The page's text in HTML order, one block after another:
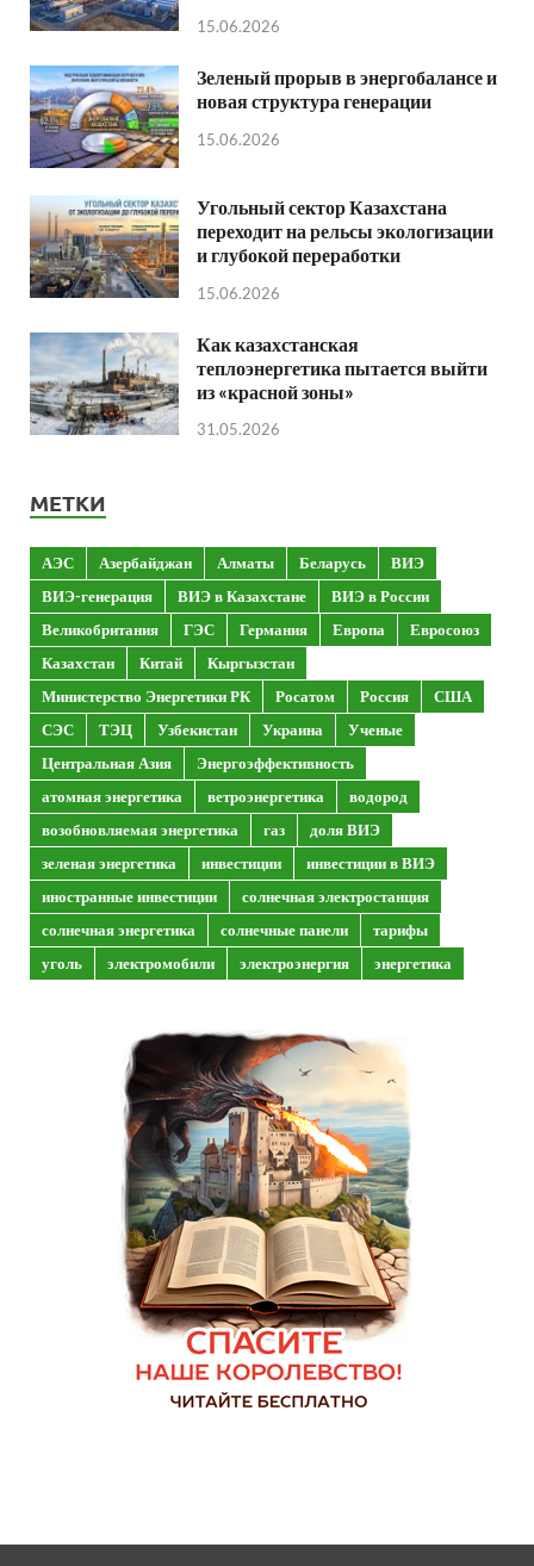
15.06.2026
Зеленый прорыв в энергобалансе и
новая структура генерации
15.06.2026
Угольный сектор Казахстана
переходит на рельсы экологизации
и глубокой переработки
15.06.2026
Как казахстанская
теплоэнергетика пытается выйти
из «красной зоны»
31.05.2026
МЕТКИ
АЭС Азербайджан Алматы Беларусь
ВИЭ
ВИЭ-генерация
ВИЭ в Казахстане
ВИЭ в России
Великобритания
ГЭС Германия Европа
Евросоюз
Казахстан
Китай
Кыргызстан
Министерство Энергетики РК
Росатом Россия
США
СЭС
ТЭЦ Узбекистан Украина
Ученые
Центральная Азия
Энергоэффективность
атомная энергетика
ветроэнергетика
водород
возобновляемая энергетика
газ
доля ВИЭ
зеленая энергетика
инвестиции
инвестиции в ВИЭ
иностранные инвестиции
солнечная электростанция
солнечная энергетика
солнечные панели
тарифы
уголь
электромобили электроэнергия энергетика